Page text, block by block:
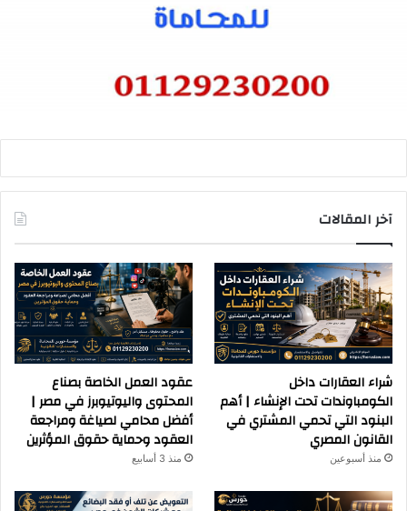
آخر المقالات
شراء العقارات داخل
الكومباوندات تحت الإنشاء | أهم
البنود التي تحمي المشتري في
القانون المصري
منذ أسبوعين
عقود العمل الخاصة بصناع
المحتوى واليوتيوبرز في مصر |
أفضل محامي لصياغة ومراجعة
العقود وحماية حقوق المؤثرين
منذ 3 أسابيع